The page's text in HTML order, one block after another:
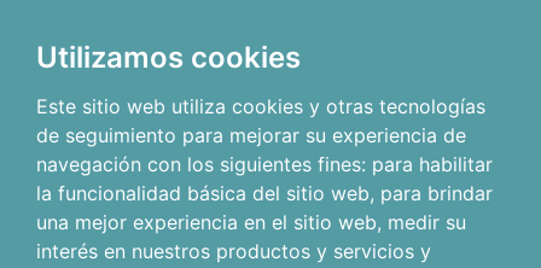
Utilizamos cookies
Este sitio web utiliza cookies y otras tecnologías
de seguimiento para mejorar su experiencia de
navegación con los siguientes fines: para habilitar
la funcionalidad básica del sitio web, para brindar
una mejor experiencia en el sitio web, medir su
interés en nuestros productos y servicios y